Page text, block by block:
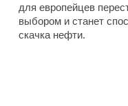
для европейцев
выбором и станет
скачка нефти.